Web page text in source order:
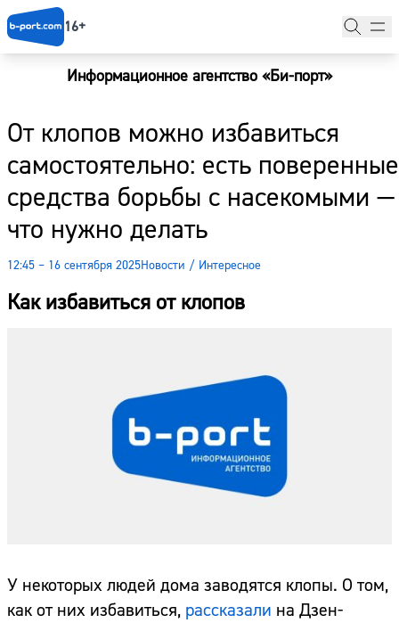
16+
Информационное агентство «Би-порт»
От клопов можно избавиться
самостоятельно: есть поверенные
средства борьбы с насекомыми —
что нужно делать
12:45 – 16 сентября 2025Новости / Интересное
Как избавиться от клопов
У некоторых людей дома заводятся клопы. О том,
как от них избавиться, рассказали на Дзен-
Новости
Наши гости
Фоторепортажи
Погода
Курсы валют